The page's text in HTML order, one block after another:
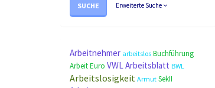
SUCHE Erweiterte Suche
Arbeitnehmer arbeitslos Buchführung
ArbeitEuro VWL Arbeitsblatt BWL
Arbeitslosigkeit Armut SekII